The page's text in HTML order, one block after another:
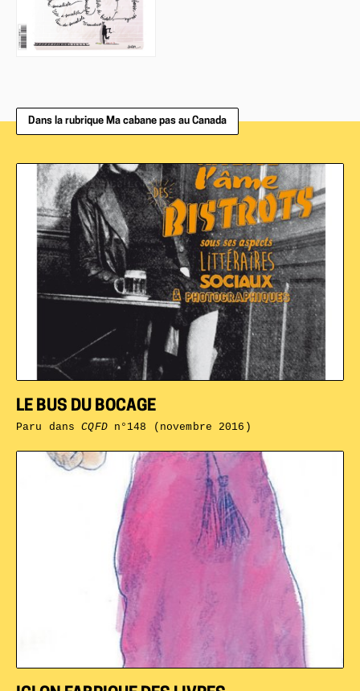
Dans la rubrique Ma cabane pas au Canada
LE BUS DU BOCAGE
Paru dansCQFDn°148 (novembre 2016)